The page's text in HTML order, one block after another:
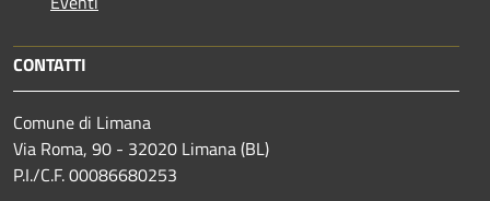
CONTATTI
Comune di Limana
Via Roma, 90 - 32020 Limana (BL)
P.I./C.F. 00086680253